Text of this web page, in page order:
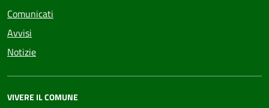
Comunicati
Avvisi
Notizie
VIVERE IL COMUNE